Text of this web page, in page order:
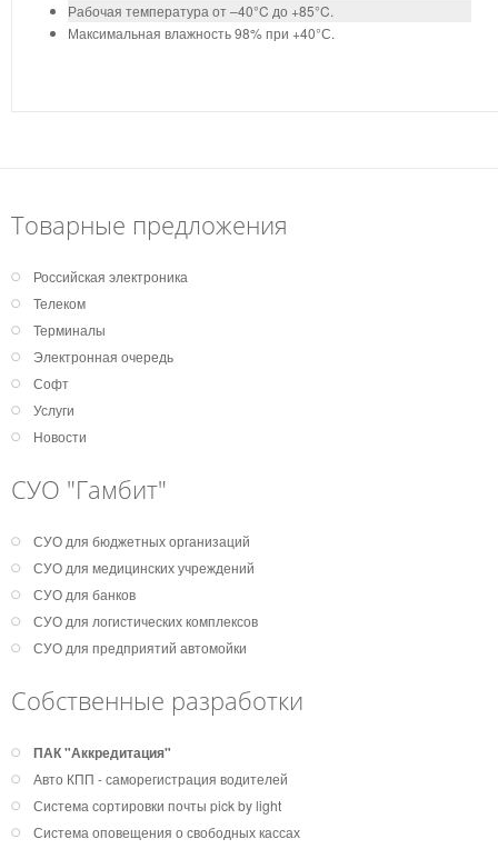
Рабочая температура от –40°C до +85°C.
Максимальная влажность 98% при +40°С.
Товарные предложения
Российская электроника
Телеком
Терминалы
Электронная очередь
Софт
Услуги
Новости
СУО "Гамбит"
СУО для бюджетных организаций
СУО для медицинских учреждений
СУО для банков
СУО для логистических комплексов
СУО для предприятий автомойки
Собственные разработки
ПАК "Аккредитация"
Авто КПП - саморегистрация водителей
Система сортировки почты pick by light
Система оповещения о свободных кассах